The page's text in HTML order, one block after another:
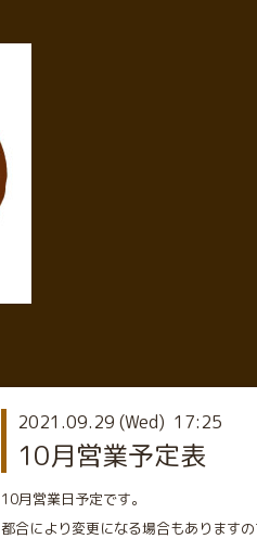
2021.09.29 (Wed) 17:25
10月営業予定表
10月営業日予定です。
都合により変更になる場合もありますの